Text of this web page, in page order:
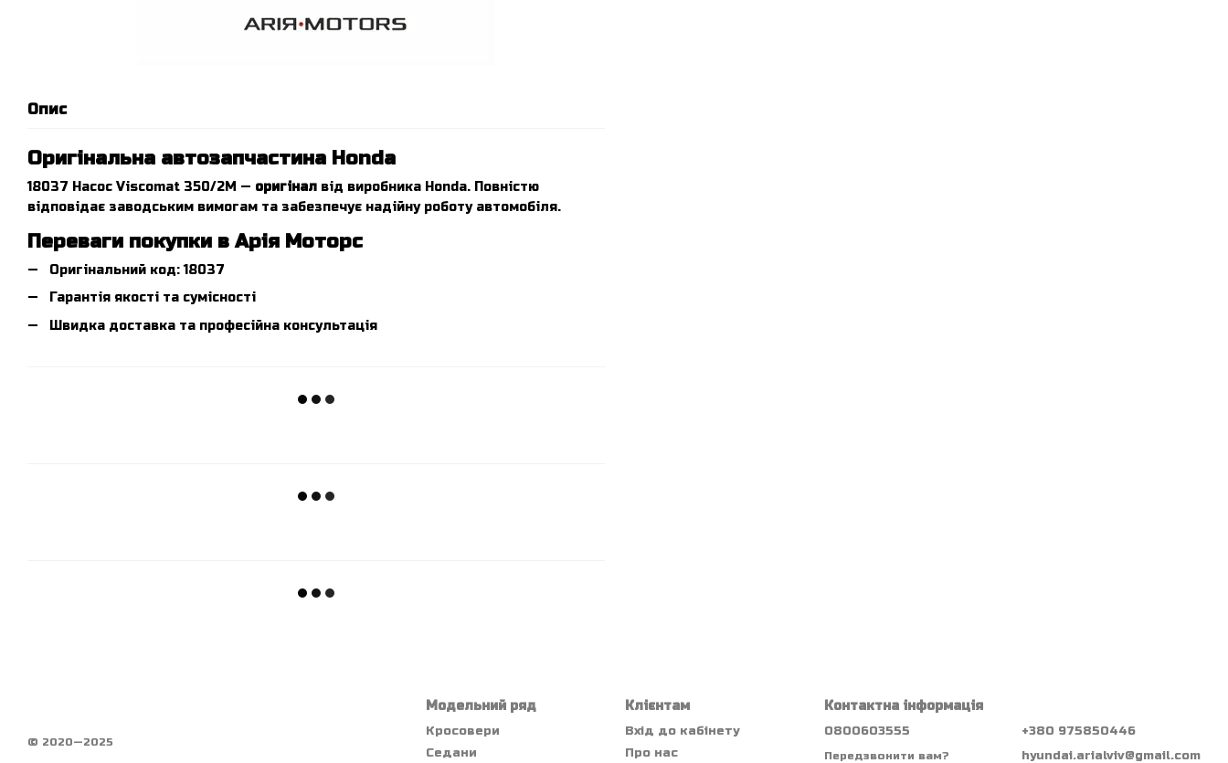
Опис
Оригінальна автозапчастина Honda
18037 Насос Viscomat 350/2M — оригінал від виробника Honda. Повністю
відповідає заводським вимогам та забезпечує надійну роботу автомобіля.
Переваги покупки в Арія Моторс
Оригінальний код: 18037
Гарантія якості та сумісності
Швидка доставка та професійна консультація
© 2020—2025
Модельний ряд
Кросовери
Седани
Клієнтам
Вхід до кабінету
Про нас
Контактна інформація
0800603555
Передзвонити вам?
+380 975850446
hyundai.arialviv@gmail.com